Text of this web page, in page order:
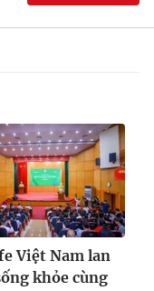
Việt Nam lan
khỏe cùng